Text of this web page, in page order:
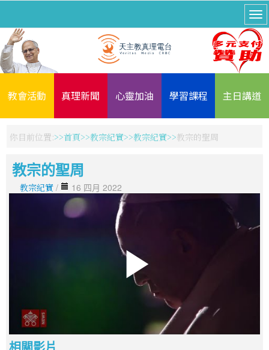
教會活動 真理新聞 心靈加油 學習課程 主日講道
你目前位置: 首頁 教宗紀實 教宗紀實 教宗的聖周
教宗的聖周
教宗紀實 / 16 四月 2022
相關影片